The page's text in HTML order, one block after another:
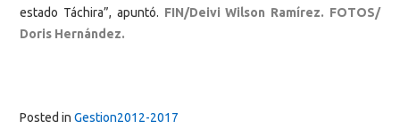
estado Táchira”, apuntó. FIN/Deivi Wilson Ramírez. FOTOS/
Doris Hernández.
Posted in Gestion2012-2017